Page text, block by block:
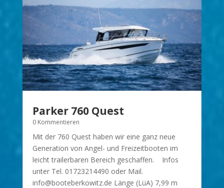
Parker 760 Quest
0 Kommentieren
Mit der 760 Quest haben wir eine ganz neue
Generation von Angel- und Freizeitbooten im
leicht trailerbaren Bereich geschaffen. Infos
unter Tel. 01723214490 oder Mail.
info@booteberkowitz.de Länge (LüA) 7,99 m